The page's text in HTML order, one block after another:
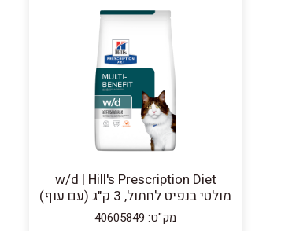
w/d | Hill's Prescription Diet
מולטי בנפיט לחתול, 3 ק"ג (עם עוף)
מק"ט: 40605849